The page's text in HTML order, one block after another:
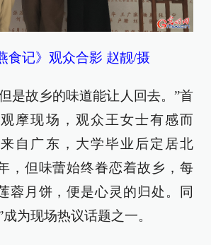
食记》观众合影 赵靓/摄
是故乡的味道能让人回去。”首
摩现场，观众王女士有感而
自广东，大学毕业后定居北
，但味蕾始终眷恋着故乡，每
蓉月饼，便是心灵的归处。同
为现场热议话题之一。